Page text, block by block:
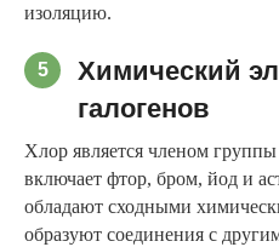
изоляцию.
5
Химический
галогенов
Хлор является членом группы
включает фтор, бром, йод и
обладают сходными
образуют соединения с